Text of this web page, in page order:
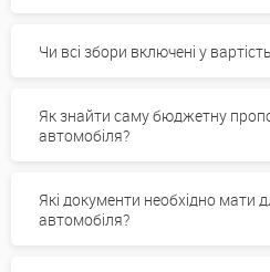
Чи всі збори включені у
Як знайти саму бюджетну
автомобіля?
Які документи необхідно мати
автомобіля?